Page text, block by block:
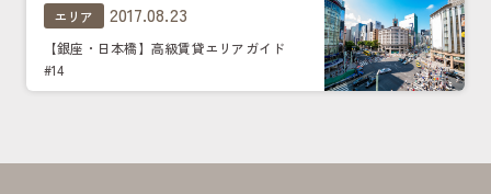
エリア 2017.08.23
【銀座・日本橋】高級賃貸エリアガイド
#14